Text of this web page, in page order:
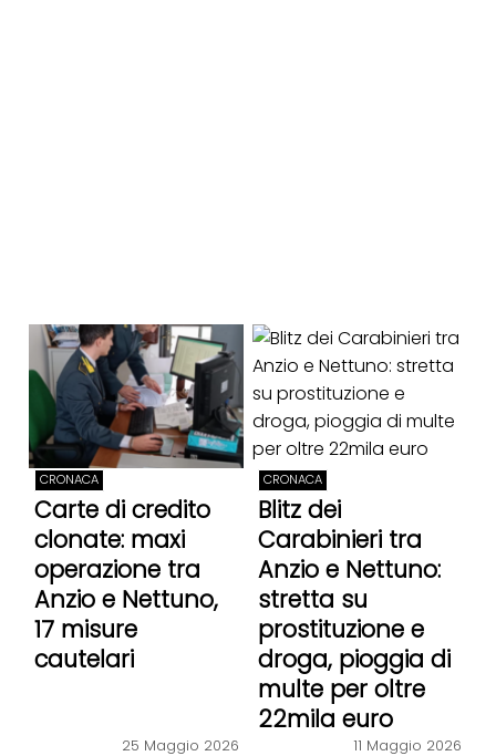
CRONACA
Carte di credito
clonate: maxi
operazione tra
Anzio e Nettuno,
17 misure
cautelari
25 Maggio 2026
CRONACA
Blitz dei
Carabinieri tra
Anzio e Nettuno:
stretta su
prostituzione e
droga, pioggia di
multe per oltre
22mila euro
11 Maggio 2026